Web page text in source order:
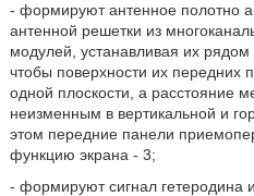
- формируют антенное полотно
антенной решетки из
модулей, устанавливая их рядом
чтобы поверхности их
одной плоскости, а расстояние
неизменным в вертикальной и
этом передние панели
функцию экрана - 3;
- формируют сигнал гетеродина